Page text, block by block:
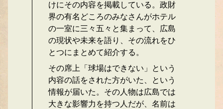
けにその内容を掲載している。政財
界の有名どころのみなさんがホテル
の一室に三々五々と集まって、広島
の現状や未来を語り、その流れをひ
とつにまとめて紹介する。
その席上「球場はできない」という
内容の話をされた方がいた、という
情報が届いた。その人物は広島では
大きな影響力を持つ人だが、名前は